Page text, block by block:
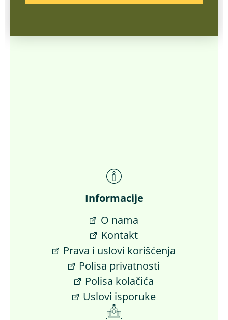
Informacije
O nama
Kontakt
Prava i uslovi korišćenja
Polisa privatnosti
Polisa kolačića
Uslovi isporuke